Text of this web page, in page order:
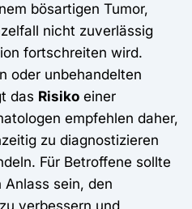
bösartigen Tumor,
nicht zuverlässig
fortschreiten wird.
oder unbehandelten
das Risiko einer
empfehlen daher,
zu diagnostizieren
Für Betroffene sollte
sein, den
verbessern und